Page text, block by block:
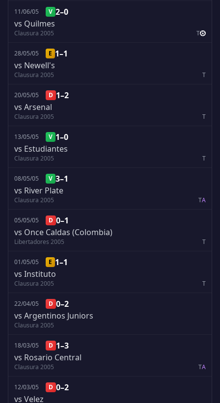
11/06/05 V 2–0
vs Quilmes
Clausura 2005 T
28/05/05 E 1–1
vs Newell's
Clausura 2005 T
20/05/05 D 1–2
vs Arsenal
Clausura 2005 T
13/05/05 V 1–0
vs Estudiantes
Clausura 2005 T
08/05/05 V 3–1
vs River Plate
Clausura 2005 TA
05/05/05 D 0–1
vs Once Caldas (Colombia)
Libertadores 2005 T
01/05/05 E 1–1
vs Instituto
Clausura 2005 T
22/04/05 D 0–2
vs Argentinos Juniors
Clausura 2005
18/03/05 D 1–3
vs Rosario Central
Clausura 2005 TA
12/03/05 D 0–2
vs Velez